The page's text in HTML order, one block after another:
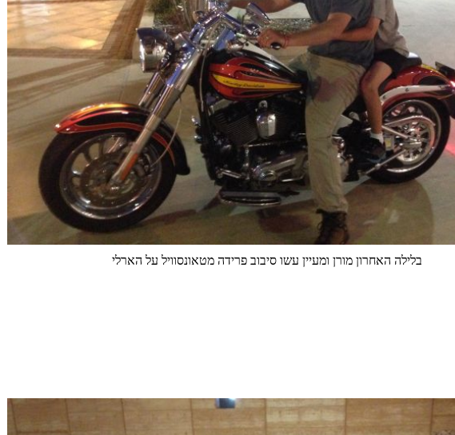
בלילה האחרון מורן ומעיין עשו סיבוב פרידה מטאונסוויל על הארלי